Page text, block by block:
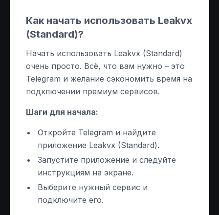
Как начать использовать Leakvx
(Standard)?
Начать использовать Leakvx (Standard)
очень просто. Всё, что вам нужно – это
Telegram и желание сэкономить время на
подключении премиум сервисов.
Шаги для начала:
Откройте Telegram и найдите
приложение Leakvx (Standard).
Запустите приложение и следуйте
инструкциям на экране.
Выберите нужный сервис и
подключите его.